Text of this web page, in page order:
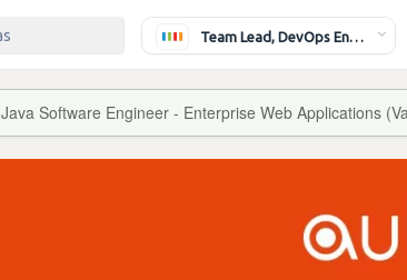
Team Lead, DevOps Engineer
Java Software Engineer - Enterprise Web Applications